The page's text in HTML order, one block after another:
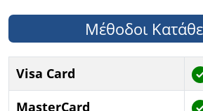
Μέθοδοι
Visa Card
MasterCard